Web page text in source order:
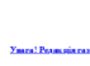
Увага! Редакція